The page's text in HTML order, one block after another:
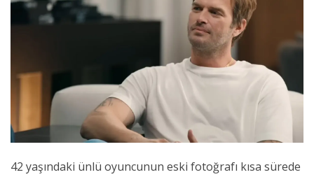
42 yaşındaki ünlü oyuncunun eski fotoğrafı kısa sürede